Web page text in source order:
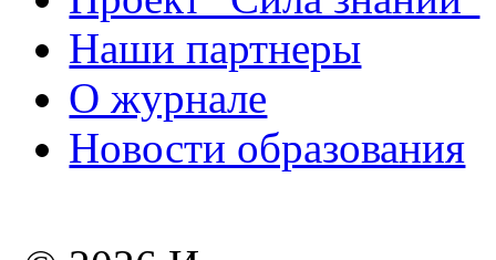
Наши партнеры
О журнале
Новости образования